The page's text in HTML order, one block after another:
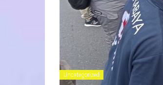
Uncategorized